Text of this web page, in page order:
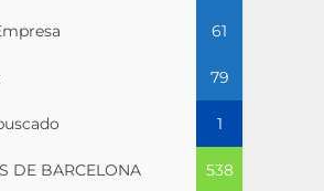
61
79
1
DE BARCELONA 538